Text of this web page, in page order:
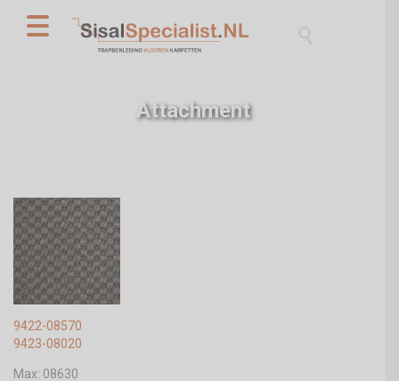
Attachment
9422-08570
9423-08020
Max: 08630